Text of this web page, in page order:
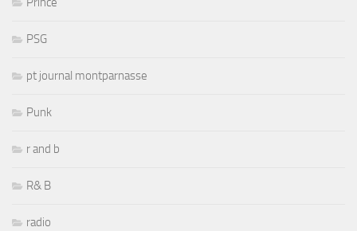
PSG
pt journal montparnasse
Punk
r and b
R& B
radio